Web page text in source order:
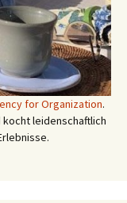
for Organization.
leidenschaftlich